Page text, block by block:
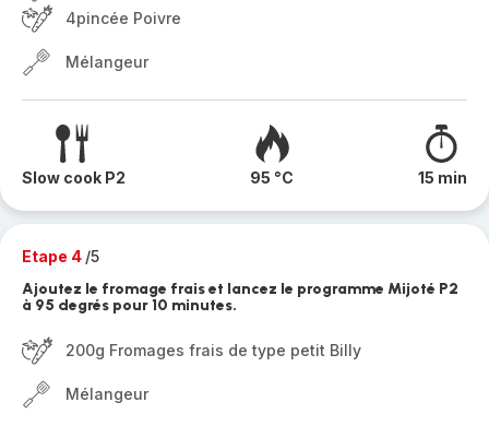
4pincée Poivre
Mélangeur
Slow cook P2 95 °C 15 min
Etape 4 /5
Ajoutez le fromage frais et lancez le programme Mijoté P2
à 95 degrés pour 10 minutes.
200g Fromages frais de type petit Billy
Mélangeur